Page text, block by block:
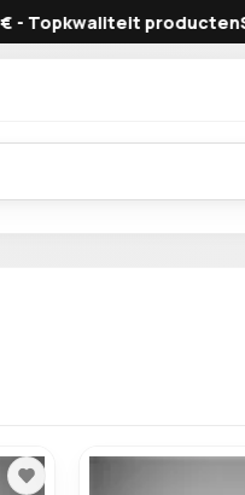
productenSnelle